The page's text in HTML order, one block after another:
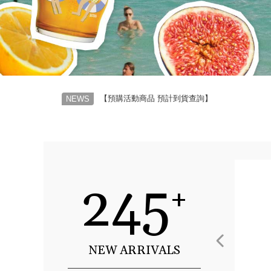
NEWS 【預購活動商品 預計到貨查詢】
245+
NEW ARRIVALS
限量搶先入手